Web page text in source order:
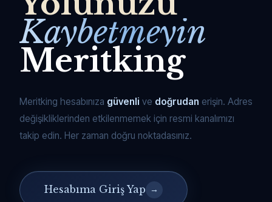
Kaybetmeyin
Meritking
Meritking hesabınıza güvenli ve doğrudan erişin. Adres
değişikliklerinden etkilenmemek için resmi kanalımızı
takip edin. Her zaman doğru noktadasınız.
Hesabıma Giriş Yap →